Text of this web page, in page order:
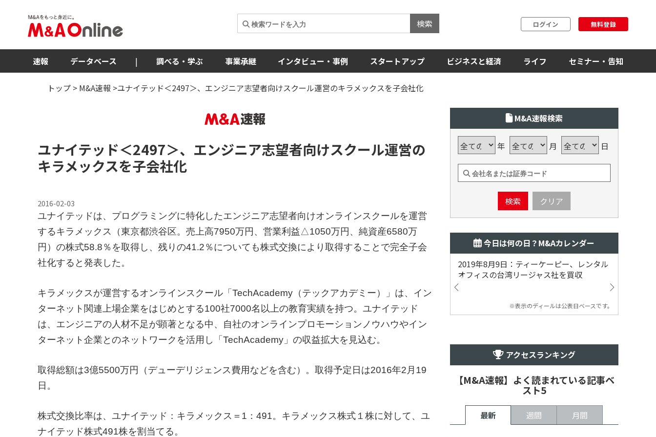
検索 ログイン 無料登録
速報 データベース | 調べる・学ぶ 事業承継 インタビュー・事例 スタートアップ ビジネスと経済 ライフ セミナー・告知
トップ > M&A速報 >ユナイテッド＜2497＞、エンジニア志望者向けスクール運営のキラメックスを子会社化
ユナイテッド＜2497＞、エンジニア志望者向けスクール運営の
キラメックスを子会社化
2016-02-03
ユナイテッドは、プログラミングに特化したエンジニア志望者向けオンラインスクールを運営
するキラメックス（東京都渋谷区。売上高7950万円、営業利益△1050万円、純資産6580万
円）の株式58.8％を取得し、残りの41.2％についても株式交換により取得することで完全子会
社化すると発表した。
キラメックスが運営するオンラインスクール「TechAcademy（テックアカデミー）」は、イン
ターネット関連上場企業をはじめとする100社7000名以上の教育実績を持つ。ユナイテッド
は、エンジニアの人材不足が顕著となる中、自社のオンラインプロモーションノウハウやイン
ターネット企業とのネットワークを活用し「TechAcademy」の収益拡大を見込む。
取得総額は3億5500万円（デューデリジェンス費用などを含む）。取得予定日は2016年2月19
日。
株式交換比率は、ユナイテッド：キラメックス＝1：491。キラメックス株式１株に対して、ユ
ナイテッド株式491株を割当てる。
M&A速報検索
年 月 日
検索 クリア
今日は何の日？M&Aカレンダー
2019年8月9日：ティーケーピー、レンタル
オフィスの台湾リージャス社を買収
※表示のディールは公表日ベースです。
アクセスランキング
【M&A速報】よく読まれている記事ベ
スト5
最新 週間 月間